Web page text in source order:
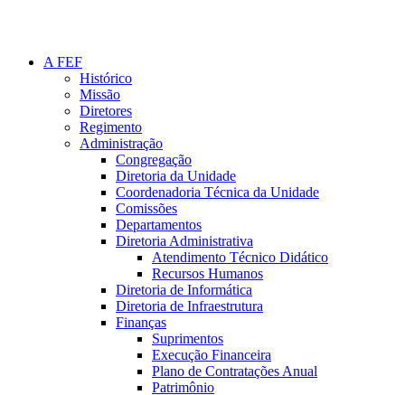
A FEF
Histórico
Missão
Diretores
Regimento
Administração
Congregação
Diretoria da Unidade
Coordenadoria Técnica da Unidade
Comissões
Departamentos
Diretoria Administrativa
Atendimento Técnico Didático
Recursos Humanos
Diretoria de Informática
Diretoria de Infraestrutura
Finanças
Suprimentos
Execução Financeira
Plano de Contratações Anual
Patrimônio